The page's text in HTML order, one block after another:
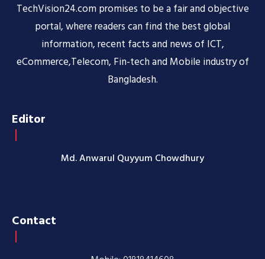
TechVision24.com promises to be a fair and objective
portal, where readers can find the best global
information, recent facts and news of ICT,
eCommerce,Telecom, Fin-tech and Mobile industry of
Bangladesh.
Editor
Md. Anwarul Quyyum Chowdhury
Contact